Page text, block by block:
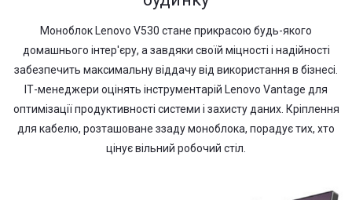
Моноблок Lenovo V530 стане прикрасою будь-якого
домашнього інтер'єру, а завдяки своїй міцності і надійності
забезпечить максимальну віддачу від використання в бізнесі.
ІТ-менеджери оцінять інструментарій Lenovo Vantage для
оптимізації продуктивності системи і захисту даних. Кріплення
для кабелю, розташоване ззаду моноблока, порадує тих, хто
цінує вільний робочий стіл.